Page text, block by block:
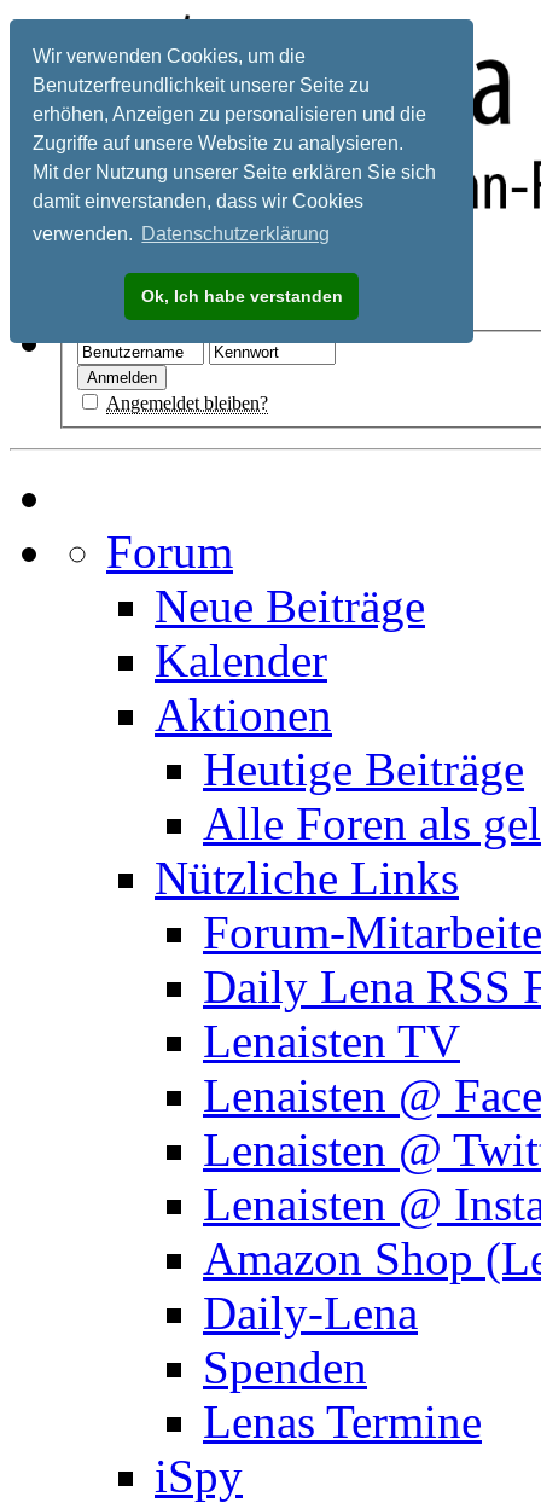
Wir verwenden Cookies, um die
Benutzerfreundlichkeit unserer Seite zu
erhöhen, Anzeigen zu personalisieren und die
Zugriffe auf unsere Website zu analysieren.
Mit der Nutzung unserer Seite erklären Sie sich
damit einverstanden, dass wir Cookies
verwenden. Datenschutzerklärung
Ok, Ich habe verstanden
Registrieren
Angemeldet bleiben?
Forum
Neue Beiträge
Kalender
Aktionen
Heutige Beiträge
Alle Foren als
Nützliche Links
Forum-
Daily Lena RSS
Lenaisten TV
Lenaisten @
Lenaisten @
Lenaisten @
Amazon Shop
Daily-Lena
Spenden
Lenas Termine
iSpy